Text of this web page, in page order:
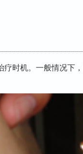
时机。一般情况下